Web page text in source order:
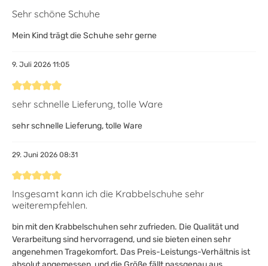
Bewertung mit 5 von 5 Sternen
Sehr schöne Schuhe
Mein Kind trägt die Schuhe sehr gerne
9. Juli 2026 11:05
Bewertung mit 5 von 5 Sternen
sehr schnelle Lieferung, tolle Ware
sehr schnelle Lieferung, tolle Ware
29. Juni 2026 08:31
Bewertung mit 5 von 5 Sternen
Insgesamt kann ich die Krabbelschuhe sehr
weiterempfehlen.
bin mit den Krabbelschuhen sehr zufrieden. Die Qualität und
Verarbeitung sind hervorragend, und sie bieten einen sehr
angenehmen Tragekomfort. Das Preis-Leistungs-Verhältnis ist